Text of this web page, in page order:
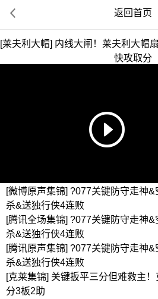
返回首页
[莱夫利大帽] 内线大闸！莱夫利大帽
快攻取分
[微博原声集锦] ?077关键防守走神
杀&送独行侠4连败
[腾讯全场集锦] ?077关键防守走神
杀&送独行侠4连败
[腾讯原声集锦] ?077关键防守走神
杀&送独行侠4连败
[克莱集锦] 关键扳平三分但难救主
分3板2助